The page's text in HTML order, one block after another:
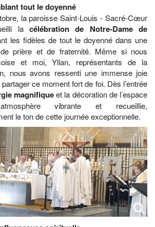
tout le doyenné
la paroisse Saint-Louis - Sacré-Cœur
la célébration de Notre-Dame de
les fidèles de tout le doyenné dans une
prière et de fraternité. Même si nous
et moi, Yllan, représentants de la
nous avons ressenti une immense joie
ce moment fort de foi. Dès l’entrée
magnifiqueet la décoration de l’espace
vibrante et recueillie,
le ton de cette journée exceptionnelle.